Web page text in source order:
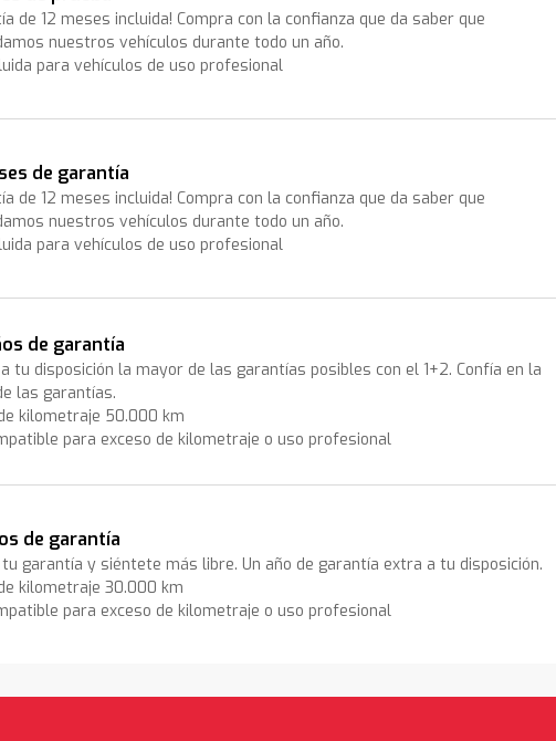
de 12 meses incluida! Compra con la confianza que da saber que
nuestros vehículos durante todo un año.
para vehículos de uso profesional
de garantía
de 12 meses incluida! Compra con la confianza que da saber que
nuestros vehículos durante todo un año.
para vehículos de uso profesional
de garantía
tu disposición la mayor de las garantías posibles con el 1+2. Confía en la
las garantías.
kilometraje 50.000 km
para exceso de kilometraje o uso profesional
de garantía
garantía y siéntete más libre. Un año de garantía extra a tu disposición.
kilometraje 30.000 km
para exceso de kilometraje o uso profesional